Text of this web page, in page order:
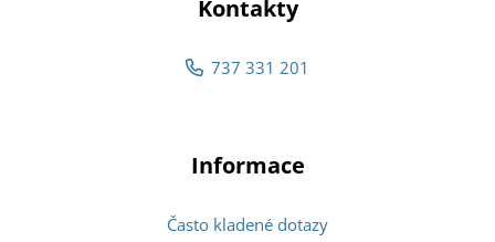
Kontakty
737 331 201
Informace
Často kladené dotazy